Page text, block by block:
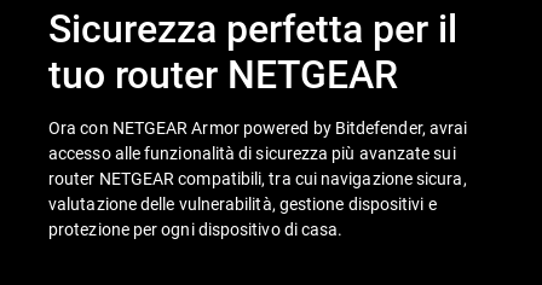
Sicurezza perfetta per il
tuo router NETGEAR
Ora con NETGEAR Armor powered by Bitdefender, avrai
accesso alle funzionalità di sicurezza più avanzate sui
router NETGEAR compatibili, tra cui navigazione sicura,
valutazione delle vulnerabilità, gestione dispositivi e
protezione per ogni dispositivo di casa.